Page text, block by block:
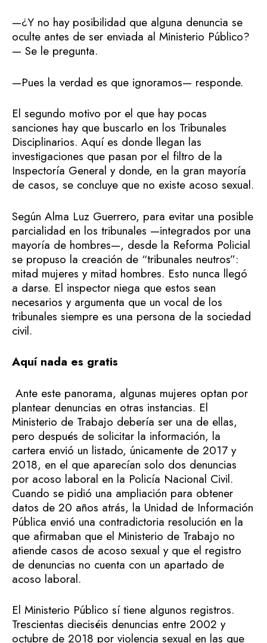
—¿Y no hay posibilidad que alguna denuncia se
oculte antes de ser enviada al Ministerio Público?
— Se le pregunta.
—Pues la verdad es que ignoramos— responde.
El segundo motivo por el que hay pocas
sanciones hay que buscarlo en los Tribunales
Disciplinarios. Aquí es donde llegan las
investigaciones que pasan por el filtro de la
Inspectoría General y donde, en la gran mayoría
de casos, se concluye que no existe acoso sexual.
Según Alma Luz Guerrero, para evitar una posible
parcialidad en los tribunales —integrados por una
mayoría de hombres—, desde la Reforma Policial
se propuso la creación de “tribunales neutros”:
mitad mujeres y mitad hombres. Esto nunca llegó
a darse. El inspector niega que estos sean
necesarios y argumenta que un vocal de los
tribunales siempre es una persona de la sociedad
civil.
Aquí nada es gratis
Ante este panorama, algunas mujeres optan por
plantear denuncias en otras instancias. El
Ministerio de Trabajo debería ser una de ellas,
pero después de solicitar la información, la
cartera envió un listado, únicamente de 2017 y
2018, en el que aparecían solo dos denuncias
por acoso laboral en la Policía Nacional Civil.
Cuando se pidió una ampliación para obtener
datos de 20 años atrás, la Unidad de Información
Pública envió una contradictoria resolución en la
que afirmaban que el Ministerio de Trabajo no
atiende casos de acoso sexual y que el registro
de denuncias no cuenta con un apartado de
acoso laboral.
El Ministerio Público sí tiene algunos registros.
Trescientas dieciséis denuncias entre 2002 y
octubre de 2018 por violencia sexual en las que